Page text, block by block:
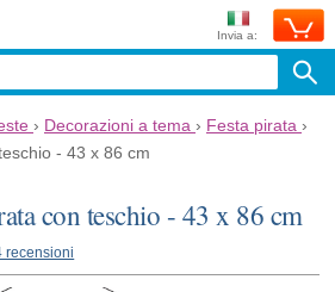
Invia a:
› Decorazioni a tema › Festa pirata ›
- 43 x 86 cm
con teschio - 43 x 86 cm
recensioni